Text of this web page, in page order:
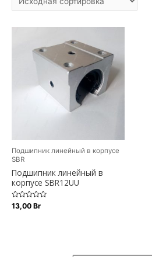
Подшипник линейный в корпусе
SBR
Подшипник линейный в
корпусе SBR12UU
Оценка
0
13,00 Br